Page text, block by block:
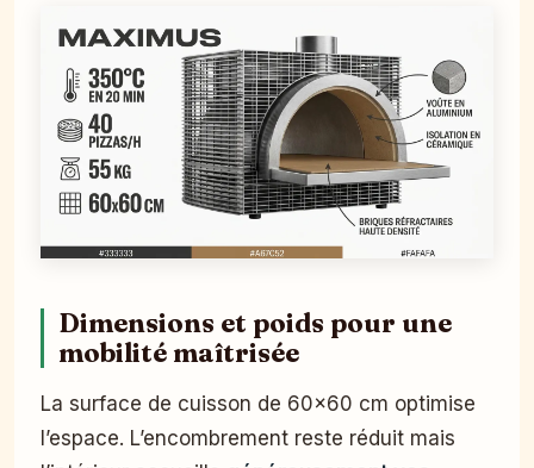
Dimensions et poids pour une
mobilité maîtrisée
La surface de cuisson de 60×60 cm optimise
l’espace. L’encombrement reste réduit mais